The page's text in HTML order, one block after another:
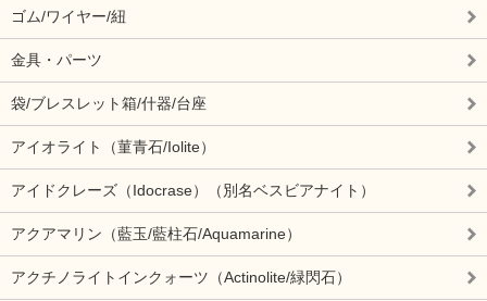
ゴム/ワイヤー/紐
金具・パーツ
袋/ブレスレット箱/什器/台座
アイオライト（菫青石/Iolite）
アイドクレーズ（Idocrase）（別名ベスビアナイト）
アクアマリン（藍玉/藍柱石/Aquamarine）
アクチノライトインクォーツ（Actinolite/緑閃石）